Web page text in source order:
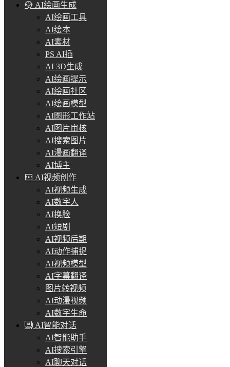
AI绘画生成
AI绘画工具
AI绘本
AI素材
PS AI插
AI 3D生成
AI绘画提示
AI绘画社区
AI绘画模型
AI图形工作站
AI图片审核
AI搜索图片
AI漫画翻译
AI博主
AI视频创作
AI视频生成
AI数字人
AI换脸
AI短剧
AI视频后期
AI动作捕捉
AI视频模型
AI字幕翻译
图片转视频
AI动漫视频
AI数字生命
AI智能对话
AI智能助手
AI搜索引擎
AI聊天对话